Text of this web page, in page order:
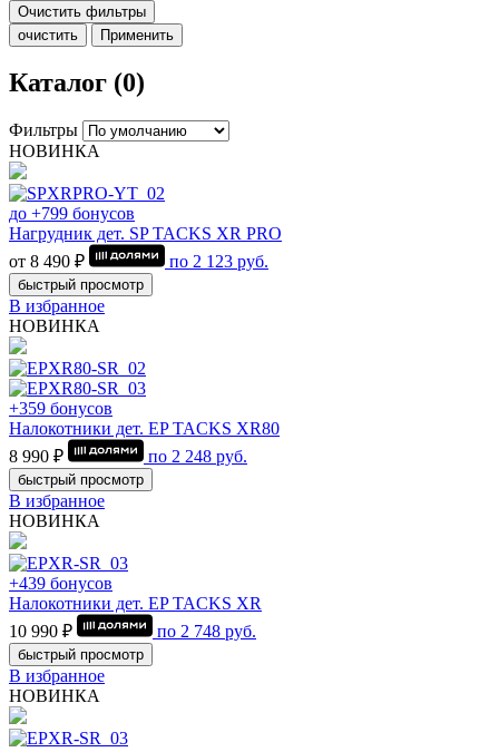
Очистить фильтры
очистить
Применить
Каталог (0)
Фильтры
НОВИНКА
до +799 бонусов
Нагрудник дет. SP TACKS XR PRO
от 8 490 ₽
по 2 123 руб.
быстрый просмотр
В избранное
НОВИНКА
+359 бонусов
Налокотники дет. EP TACKS XR80
8 990 ₽
по 2 248 руб.
быстрый просмотр
В избранное
НОВИНКА
+439 бонусов
Налокотники дет. EP TACKS XR
10 990 ₽
по 2 748 руб.
быстрый просмотр
В избранное
НОВИНКА